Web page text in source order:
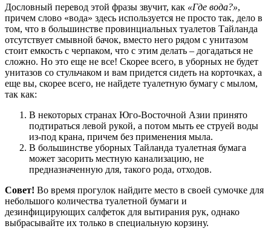
Дословный перевод этой фразы звучит, как «Где вода?»,
причем слово «вода» здесь используется не просто так, дело в
том, что в большинстве провинциальных туалетов Тайланда
отсутствует смывной бачок, вместо него рядом с унитазом
стоит емкость с черпаком, что с этим делать – догадаться не
сложно. Но это еще не все! Скорее всего, в уборных не будет
унитазов со стульчаком и вам придется сидеть на корточках, а
еще вы, скорее всего, не найдете туалетную бумагу с мылом,
так как:
В некоторых странах Юго-Восточной Азии принято
подтираться левой рукой, а потом мыть ее струей воды
из-под крана, причем без применения мыла.
В большинстве уборных Тайланда туалетная бумага
может засорить местную канализацию, не
предназначенную для, такого рода, отходов.
Совет! Во время прогулок найдите место в своей сумочке для
небольшого количества туалетной бумаги и
дезинфицирующих салфеток для вытирания рук, однако
выбрасывайте их только в специальную корзину.